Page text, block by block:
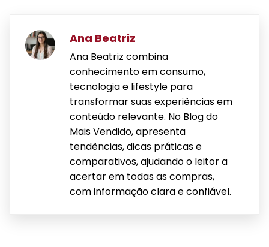
Ana Beatriz
Ana Beatriz combina
conhecimento em consumo,
tecnologia e lifestyle para
transformar suas experiências em
conteúdo relevante. No Blog do
Mais Vendido, apresenta
tendências, dicas práticas e
comparativos, ajudando o leitor a
acertar em todas as compras,
com informação clara e confiável.